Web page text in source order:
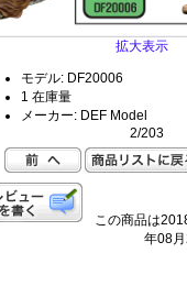
拡大表示
モデル: DF20006
1 在庫量
メーカー: DEF Model
2/203
この商品は
年08月